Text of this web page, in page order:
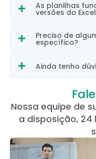
As planilhas
versões do
Preciso de
específico?
Ainda tenho
Nossa equipe de
a disposição, 24